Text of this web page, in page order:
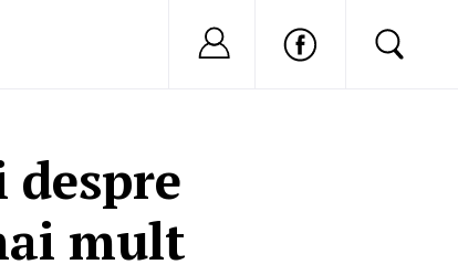
despre
mult
Nu ai cont?